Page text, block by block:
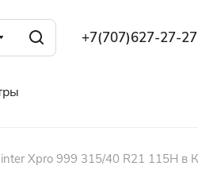
+7(707)627-27-27
Xpro 999 315/40 R21 115H в